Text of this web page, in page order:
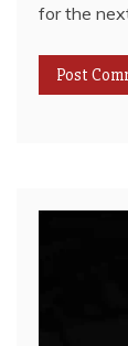
for the